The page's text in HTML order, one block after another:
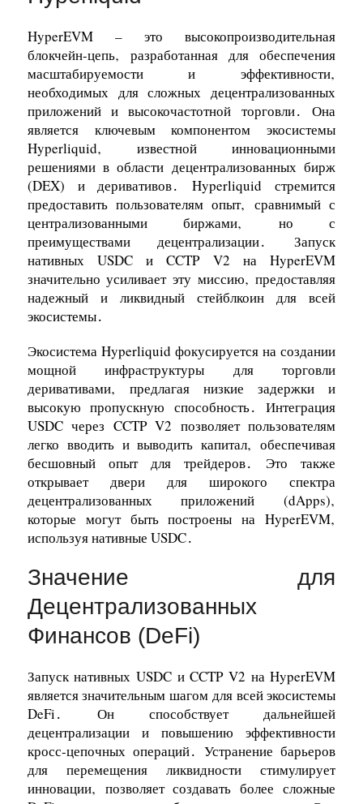
HyperEVM – это высокопроизводительная
блокчейн-цепь‚ разработанная для обеспечения
масштабируемости и эффективности‚
необходимых для сложных децентрализованных
приложений и высокочастотной торговли․ Она
является ключевым компонентом экосистемы
Hyperliquid‚ известной инновационными
решениями в области децентрализованных бирж
(DEX) и деривативов․ Hyperliquid стремится
предоставить пользователям опыт‚ сравнимый с
централизованными биржами‚ но с
преимуществами децентрализации․ Запуск
нативных USDC и CCTP V2 на HyperEVM
значительно усиливает эту миссию‚ предоставляя
надежный и ликвидный стейблкоин для всей
экосистемы․
Экосистема Hyperliquid фокусируется на создании
мощной инфраструктуры для торговли
деривативами‚ предлагая низкие задержки и
высокую пропускную способность․ Интеграция
USDC через CCTP V2 позволяет пользователям
легко вводить и выводить капитал‚ обеспечивая
бесшовный опыт для трейдеров․ Это также
открывает двери для широкого спектра
децентрализованных приложений (dApps)‚
которые могут быть построены на HyperEVM‚
используя нативные USDC․
Значение для
Децентрализованных
Финансов (DeFi)
Запуск нативных USDC и CCTP V2 на HyperEVM
является значительным шагом для всей экосистемы
DeFi․ Он способствует дальнейшей
децентрализации и повышению эффективности
кросс-цепочных операций․ Устранение барьеров
для перемещения ликвидности стимулирует
инновации‚ позволяет создавать более сложные